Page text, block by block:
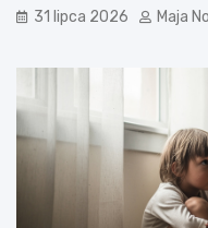
31 lipca 2026 Maja